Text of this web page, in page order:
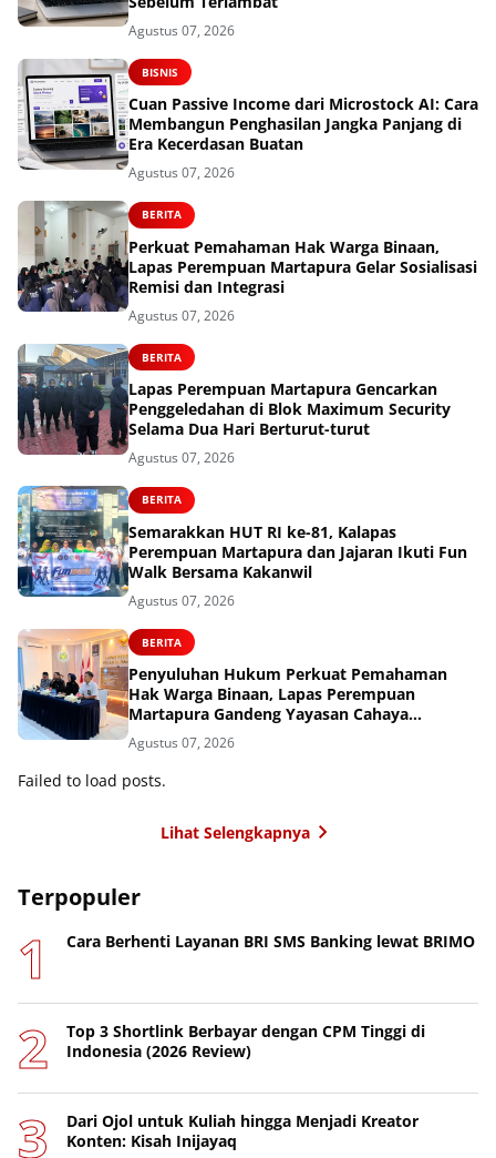
Agustus 07, 2026
BISNIS
Cuan Passive Income dari Microstock AI: Cara
Membangun Penghasilan Jangka Panjang di
Era Kecerdasan Buatan
Agustus 07, 2026
BERITA
Perkuat Pemahaman Hak Warga Binaan,
Lapas Perempuan Martapura Gelar Sosialisasi
Remisi dan Integrasi
Agustus 07, 2026
BERITA
Lapas Perempuan Martapura Gencarkan
Penggeledahan di Blok Maximum Security
Selama Dua Hari Berturut-turut
Agustus 07, 2026
BERITA
Semarakkan HUT RI ke-81, Kalapas
Perempuan Martapura dan Jajaran Ikuti Fun
Walk Bersama Kakanwil
Agustus 07, 2026
BERITA
Penyuluhan Hukum Perkuat Pemahaman
Hak Warga Binaan, Lapas Perempuan
Martapura Gandeng Yayasan Cahaya
Cendekia Nusantara
Agustus 07, 2026
Failed to load posts.
Lihat Selengkapnya
Terpopuler
Cara Berhenti Layanan BRI SMS Banking lewat BRIMO
Top 3 Shortlink Berbayar dengan CPM Tinggi di
Indonesia (2026 Review)
Dari Ojol untuk Kuliah hingga Menjadi Kreator
Konten: Kisah Inijayaq